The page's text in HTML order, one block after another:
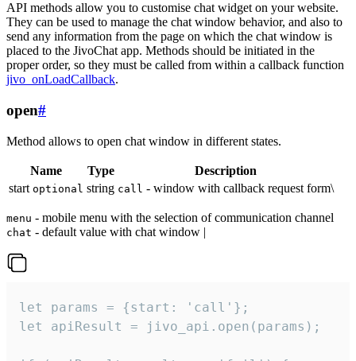
API methods allow you to customise chat widget on your website.
They can be used to manage the chat window behavior, and also to
send any information from the page on which the chat window is
placed to the JivoChat app. Methods should be initiated in the
proper order, so they must be called from within a callback function
jivo_onLoadCallback.
open#
Method allows to open chat window in different states.
Name Type
Description
start optional string call - window with callback request form\
menu - mobile menu with the selection of communication channel
chat - default value with chat window |
let params = {start: 'call'};
let apiResult = jivo_api.open(params);